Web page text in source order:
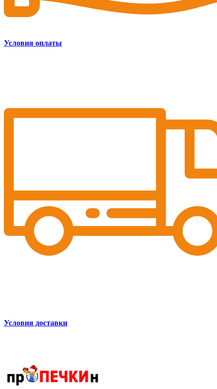
Условия оплаты
Условия доставки